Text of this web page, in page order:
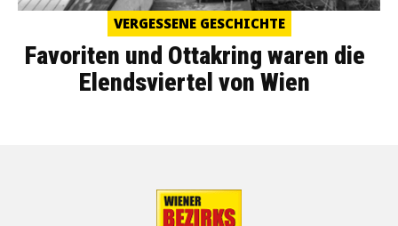
VERGESSENE GESCHICHTE
Favoriten und Ottakring waren die
Elendsviertel von Wien